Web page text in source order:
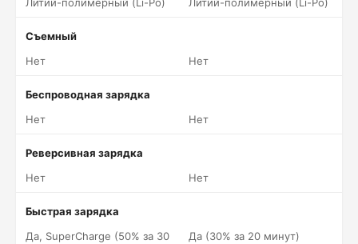
Съемный
Нет
Нет
Беспроводная зарядка
Нет
Нет
Реверсивная зарядка
Нет
Нет
Быстрая зарядка
Да, SuperCharge (50% за 30
Да (30% за 20 минут)